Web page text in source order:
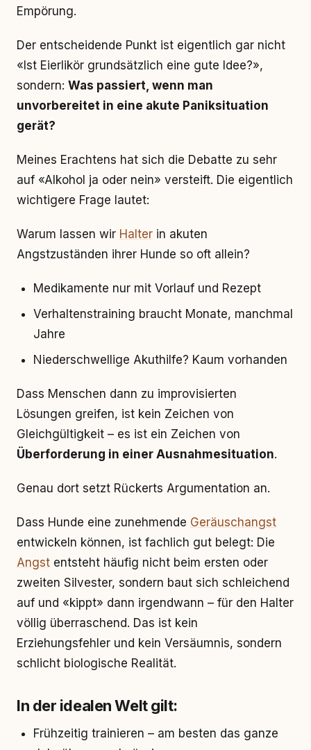
Empörung.
Der entscheidende Punkt ist eigentlich gar nicht
«Ist Eierlikör grundsätzlich eine gute Idee?»,
sondern: Was passiert, wenn man
unvorbereitet in eine akute Paniksituation
gerät?
Meines Erachtens hat sich die Debatte zu sehr
auf «Alkohol ja oder nein» versteift. Die eigentlich
wichtigere Frage lautet:
Warum lassen wir Halter in akuten
Angstzuständen ihrer Hunde so oft allein?
Medikamente nur mit Vorlauf und Rezept
Verhaltenstraining braucht Monate, manchmal
Jahre
Niederschwellige Akuthilfe? Kaum vorhanden
Dass Menschen dann zu improvisierten
Lösungen greifen, ist kein Zeichen von
Gleichgültigkeit – es ist ein Zeichen von
Überforderung in einer Ausnahmesituation.
Genau dort setzt Rückerts Argumentation an.
Dass Hunde eine zunehmende Geräuschangst
entwickeln können, ist fachlich gut belegt: Die
Angst entsteht häufig nicht beim ersten oder
zweiten Silvester, sondern baut sich schleichend
auf und «kippt» dann irgendwann – für den Halter
völlig überraschend. Das ist kein
Erziehungsfehler und kein Versäumnis, sondern
schlicht biologische Realität.
In der idealen Welt gilt:
Frühzeitig trainieren – am besten das ganze